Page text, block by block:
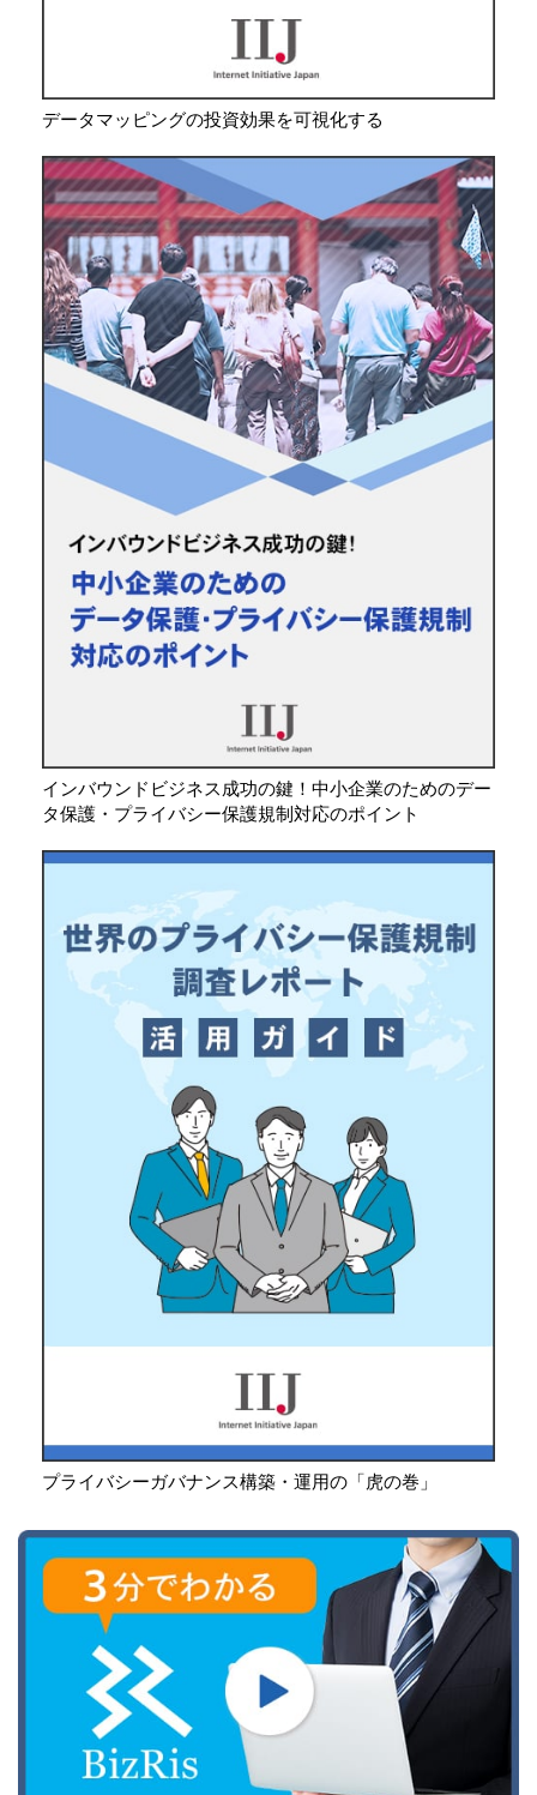
データマッピングの投資効果を可視化する
インバウンドビジネス成功の鍵！中小企業のためのデー
タ保護・プライバシー保護規制対応のポイント
プライバシーガバナンス構築・運用の「虎の巻」